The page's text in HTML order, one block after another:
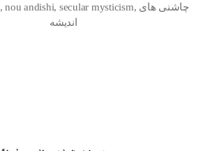
,nou andishi, secular mysticism, چاشنی های
اندیشه